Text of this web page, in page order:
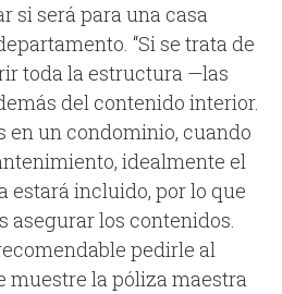
si será para una casa
“Si se trata de
toda la estructura —las
del contenido interior.
en un condominio, cuando
idealmente el
estará incluido, por lo que
asegurar los contenidos.
pedirle al
muestre la póliza maestra